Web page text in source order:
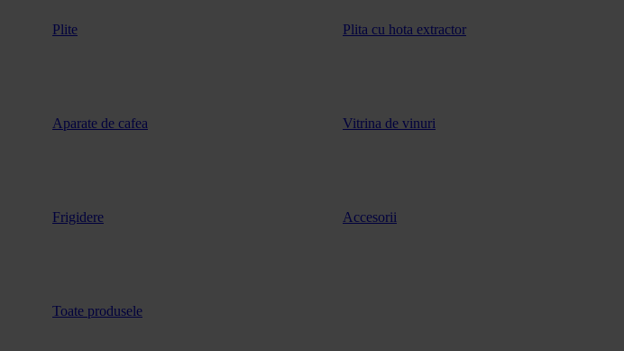
Plite Plita cu hota extractor
Aparate de cafea Vitrina de vinuri
Frigidere Accesorii
Toate produsele